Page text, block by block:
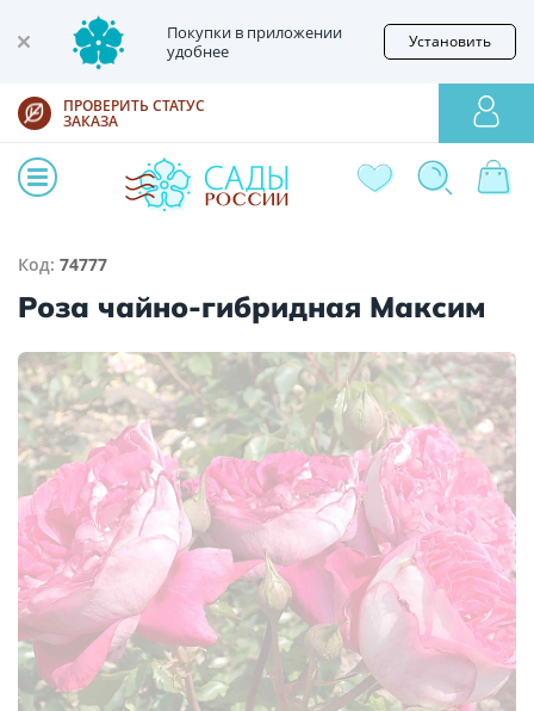
Покупки в приложении
удобнее
Установить
ПРОВЕРИТЬ СТАТУС
ЗАКАЗА
Код: 74777
Роза чайно-гибридная Максим